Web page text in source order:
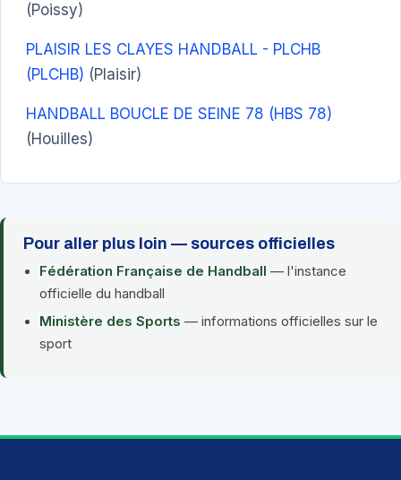
(Poissy)
PLAISIR LES CLAYES HANDBALL - PLCHB
(PLCHB) (Plaisir)
HANDBALL BOUCLE DE SEINE 78 (HBS 78)
(Houilles)
Pour aller plus loin — sources officielles
Fédération Française de Handball — l'instance
officielle du handball
Ministère des Sports — informations officielles sur le
sport